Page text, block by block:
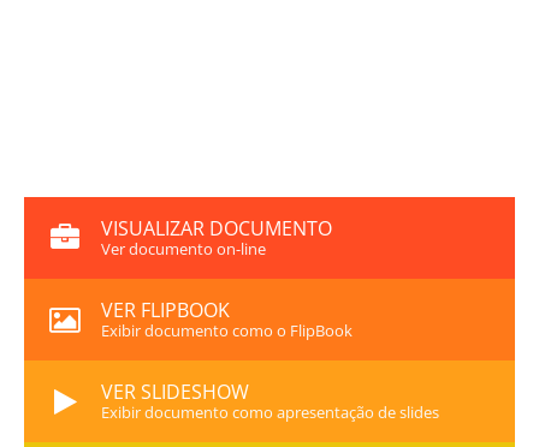
VISUALIZAR DOCUMENTO
Ver documento on-line
VER FLIPBOOK
Exibir documento como o FlipBook
VER SLIDESHOW
Exibir documento como apresentação de slides